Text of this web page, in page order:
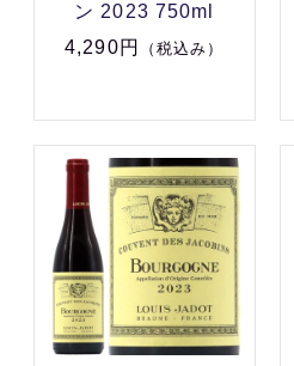
ン 2023 750ml
4,290円
（税込み）